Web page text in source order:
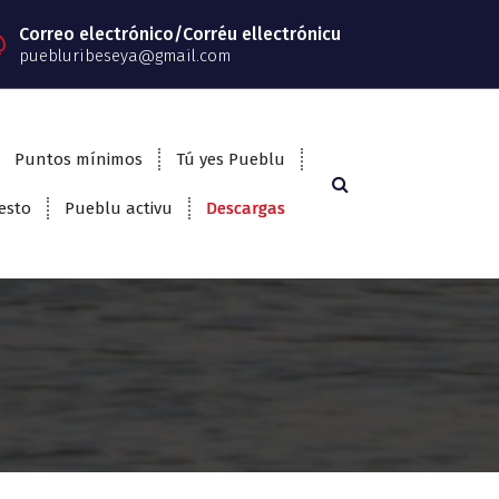
Correo electrónico/Corréu ellectrónicu
puebluribeseya@gmail.com
Puntos mínimos Tú yes Pueblu
Pueblu activu Descargas